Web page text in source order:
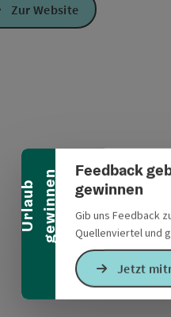
U
r
l
a
u
b
g
e
w
i
n
n
e n
Banner einklappen
Feedback
gewinnen
Gib uns Feedback
Quellenviertel und
Jetzt
öffnen
Zur Website